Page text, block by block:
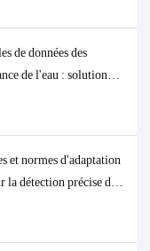
de données des
de l'eau : solutions
et normes d'adaptation
la détection précise des